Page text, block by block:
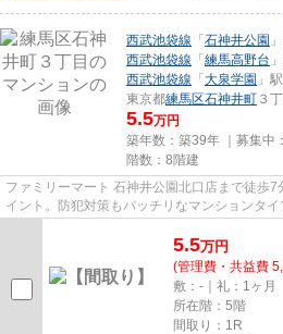
西武池袋線 「 石神井公園
西武池袋線 「 練馬高野台
西武池袋線 「 大泉学園 」
東京都練馬区石神井町 ３
5.5万円
築年数：築39年 ｜募集中：
階数：8階建
ファミリーマート 石神井公園北口店まで徒歩
イント。防犯対策もバッチリなマンションタ
5.5万円
(管理費・共益費
敷：-｜礼：1ヶ月
所在階：5階
間取り：1R